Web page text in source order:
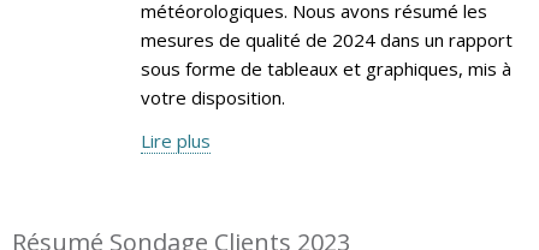
météorologiques. Nous avons résumé les
mesures de qualité de 2024 dans un rapport
sous forme de tableaux et graphiques, mis à
votre disposition.
Lire plus
Résumé Sondage Clients 2023